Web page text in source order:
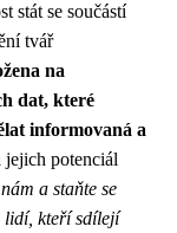
stát se součástí
tvář
na
dat, které
informovaná a
jejich potenciál
a staňte se
lidí, kteří sdílejí